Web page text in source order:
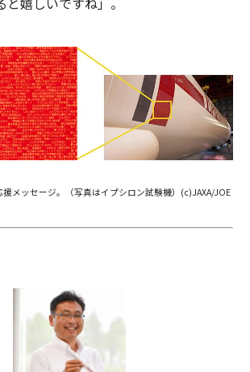
メッセージ。（写真はイプシロン試験機）(c)JAXA/JOE